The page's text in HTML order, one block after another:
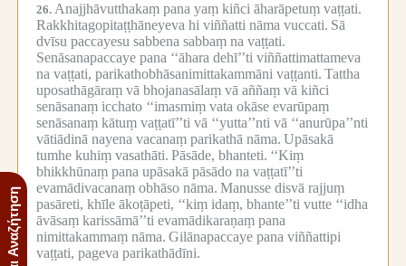
26. Anajjhāvutthakaṃ pana yaṃ kiñci āharāpetuṃ vaṭṭati.
Rakkhitagopitaṭṭhāneyeva hi viññatti nāma vuccati. Sā
dvīsu paccayesu sabbena sabbaṃ na vaṭṭati.
Senāsanapaccaye pana ‘‘āhara dehī’’ti viññattimattameva
na vaṭṭati, parikathobhāsanimittakammāni vaṭṭanti. Tattha
uposathāgāraṃ vā bhojanasālaṃ vā aññaṃ vā kiñci
senāsanaṃ icchato ‘‘imasmiṃ vata okāse evarūpaṃ
senāsanaṃ kātuṃ vaṭṭatī’’ti vā ‘‘yutta’’nti vā ‘‘anurūpa’’nti
vātiādinā nayena vacanaṃ parikathā nāma. Upāsakā
tumhe kuhiṃ vasathāti. Pāsāde, bhanteti. ‘‘Kiṃ
bhikkhūnaṃ pana upāsakā pāsādo na vaṭṭatī’’ti
evamādivacanaṃ obhāso nāma. Manusse disvā rajjuṃ
pasāreti, khīle ākoṭāpeti, ‘‘kiṃ idaṃ, bhante’’ti vutte ‘‘idha
āvāsaṃ karissāmā’’ti evamādikaraṇaṃ pana
nimittakammaṃ nāma. Gilānapaccaye pana viññattipi
vaṭṭati, pageva parikathādīni.